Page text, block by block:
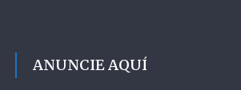
ANUNCIE AQUÍ